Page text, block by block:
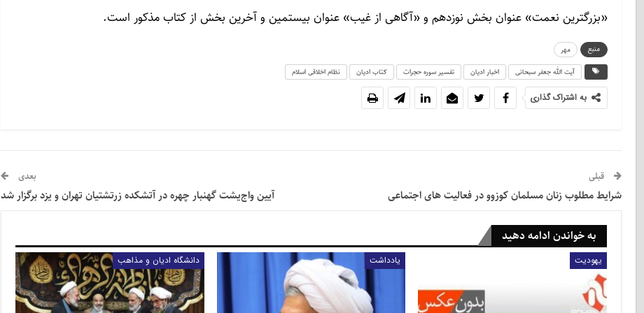
«بزرگترین نعمت» عنوان بخش نوزدهم و «آگاهی از غیب» عنوان بیستمین و آخرین بخش از کتاب مذکور است.
منبع
مهر
آیت الله جعفر سبحانی
اخبار ادیان تفسیر سوره حجرات کتاب ادیان نظام اخلاقی اسلام
به اشتراک گذاری
قبلی
شرایط مطلوب زنان مسلمان کوزوو در فعالیت های اجتماعی
بعدی
آیین واج‌یشت گهنبار چهره در آتشکده زرتشتیان تهران و یزد برگزار شد
به خواندن ادامه دهید
یهودیت یادداشت دانشگاه ادیان و مذاهب